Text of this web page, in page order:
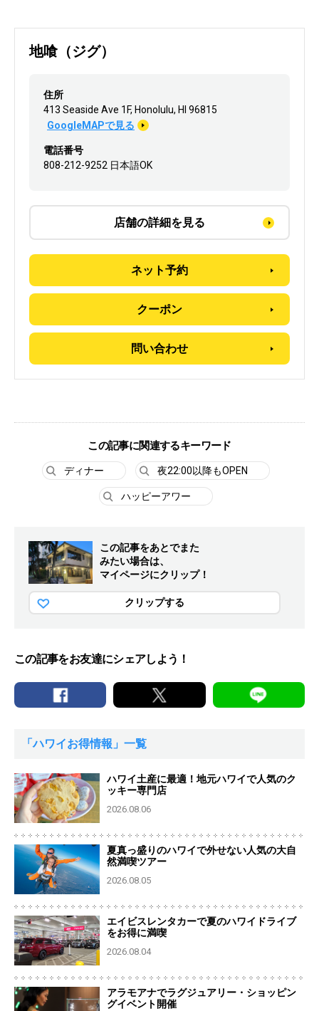
地喰（ジグ）
住所
413 Seaside Ave 1F, Honolulu, HI 96815
GoogleMAPで見る
電話番号
808-212-9252 日本語OK
店舗の詳細を見る
ネット予約
クーポン
問い合わせ
この記事に関連するキーワード
ディナー 夜22:00以降もOPEN
ハッピーアワー
この記事をあとでまた
みたい場合は、
マイページにクリップ！
クリップする
この記事をお友達にシェアしよう！
「ハワイお得情報」一覧
ハワイ土産に最適！地元ハワイで人気のク
ッキー専門店
2026.08.06
夏真っ盛りのハワイで外せない人気の大自
然満喫ツアー
2026.08.05
エイビスレンタカーで夏のハワイドライブ
をお得に満喫
2026.08.04
アラモアナでラグジュアリー・ショッピン
グイベント開催